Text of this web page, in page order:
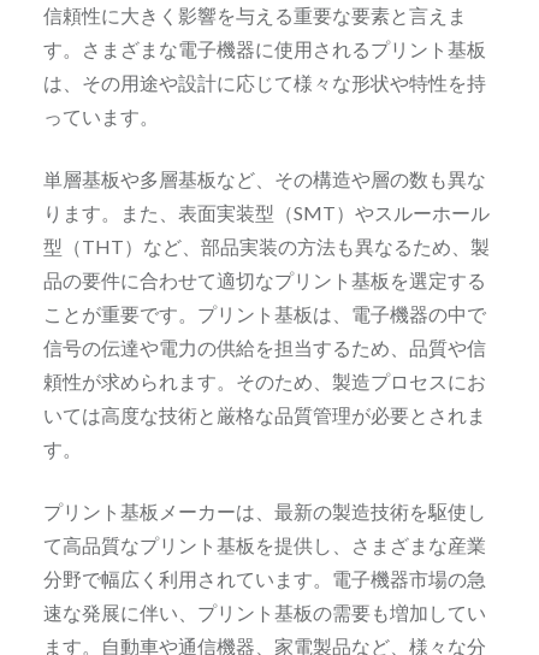
信頼性に大きく影響を与える重要な要素と言えま
す。さまざまな電子機器に使用されるプリント基板
は、その用途や設計に応じて様々な形状や特性を持
っています。
単層基板や多層基板など、その構造や層の数も異な
ります。また、表面実装型（SMT）やスルーホール
型（THT）など、部品実装の方法も異なるため、製
品の要件に合わせて適切なプリント基板を選定する
ことが重要です。プリント基板は、電子機器の中で
信号の伝達や電力の供給を担当するため、品質や信
頼性が求められます。そのため、製造プロセスにお
いては高度な技術と厳格な品質管理が必要とされま
す。
プリント基板メーカーは、最新の製造技術を駆使し
て高品質なプリント基板を提供し、さまざまな産業
分野で幅広く利用されています。電子機器市場の急
速な発展に伴い、プリント基板の需要も増加してい
ます。自動車や通信機器、家電製品など、様々な分